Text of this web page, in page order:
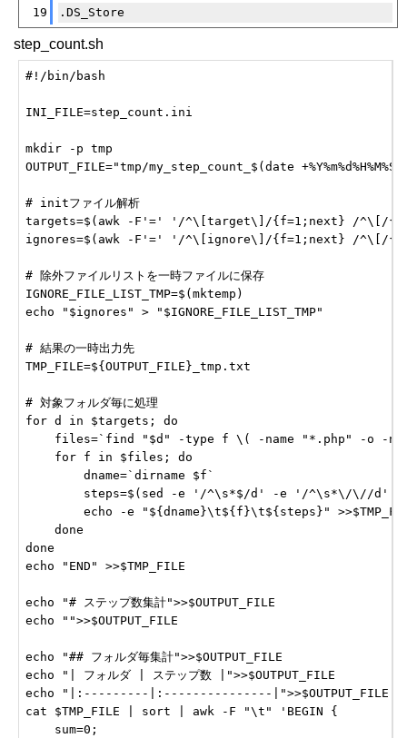
19
.DS_Store
step_count.sh
#!/bin/bash
INI_FILE=step_count.ini
mkdir -p tmp
OUTPUT_FILE="tmp/my_step_count_$(date
# initファイル解析
targets=$(awk -F'=' '/^\[target\]/{f=1;next} /^\[/
ignores=$(awk -F'=' '/^\[ignore\]/{f=1;next} /^\[/
# 除外ファイルリストを一時ファイルに保存
IGNORE_FILE_LIST_TMP=$(mktemp)
echo "$ignores" > "$IGNORE_FILE_LIST_TMP"
# 結果の一時出力先
TMP_FILE=${OUTPUT_FILE}_tmp.txt
# 対象フォルダ毎に処理
for d in $targets; do
files=`find "$d" -type f \( -name "*.php" -o -
    for f in $files; do
        dname=`dirname $f`
steps=$(sed -e '/^\s*$/d' -e '/^\s*\/\//d'
echo -e "${dname}\t${f}\t${steps}"
    done
done
echo "END" >>$TMP_FILE
echo "# ステップ数集計">>$OUTPUT_FILE
echo "">>$OUTPUT_FILE
echo "## フォルダ毎集計">>$OUTPUT_FILE
echo "| フォルダ | ステップ数 |">>$OUTPUT_FILE
echo "|:---------|:---------------|">>$OUTPUT_FILE
cat $TMP_FILE | sort | awk -F "\t" 'BEGIN {
    sum=0;